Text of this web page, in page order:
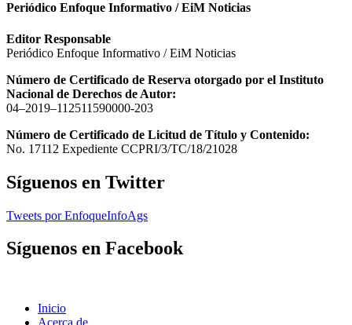
Periódico Enfoque Informativo / EiM Noticias
Editor Responsable
Periódico Enfoque Informativo / EiM Noticias
Número de Certificado de Reserva otorgado por el Instituto
Nacional de Derechos de Autor:
04–2019–112511590000-203
Número de Certificado de Licitud de Título y Contenido:
No. 17112 Expediente CCPRI/3/TC/18/21028
Síguenos en Twitter
Tweets por EnfoqueInfoAgs
Síguenos en Facebook
Inicio